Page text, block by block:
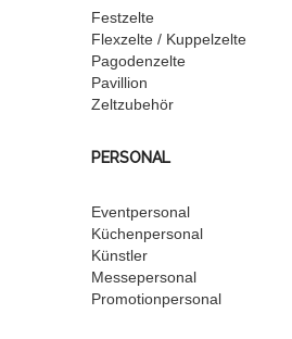
Festzelte
Flexzelte / Kuppelzelte
Pagodenzelte
Pavillion
Zeltzubehör
PERSONAL
Eventpersonal
Küchenpersonal
Künstler
Messepersonal
Promotionpersonal